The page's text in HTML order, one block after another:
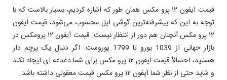
قیمت ایفون ۱۲ پرو مکس همان طور که اشاره کردیم، بسیار بالاست که با
توجه به این که پیشرفته‌ترین گوشی اپل محسوب می‌شود، قیمت ایفون
۱۲ پرو مکس آنچنان هم دور از انتظار نیست. قیمت آیفون ۱۲ پرومکس در
بازار جهانی از 1039 یورو تا 1799 یوروست. اگر دنبال یک پرچم دار
هستید، احتمالاً قیمت ایفون ۱۲ پرو مکس برای شما دغدغه ای ایجاد نکند
و شاید حتی از نظر شما آیفون ۱۲ پرو مکس قیمت معقولی داشته باشد.